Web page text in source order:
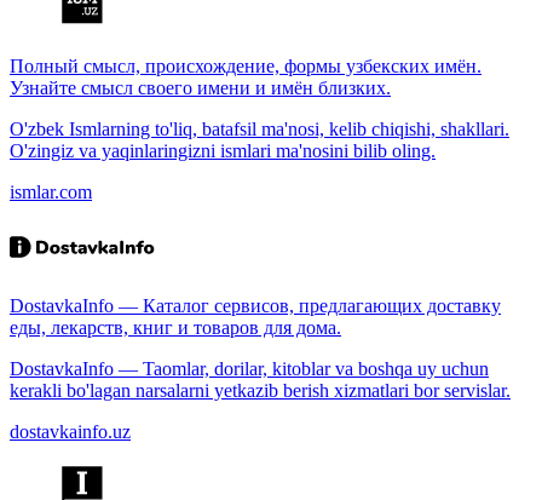
Полный смысл, происхождение, формы узбекских имён.
Узнайте смысл своего имени и имён близких.
O'zbek Ismlarning to'liq, batafsil ma'nosi, kelib chiqishi, shakllari.
O'zingiz va yaqinlaringizni ismlari ma'nosini bilib oling.
ismlar.com
DostavkaInfo — Каталог сервисов, предлагающих доставку
еды, лекарств, книг и товаров для дома.
DostavkaInfo — Taomlar, dorilar, kitoblar va boshqa uy uchun
kerakli bo'lagan narsalarni yetkazib berish xizmatlari bor servislar.
dostavkainfo.uz